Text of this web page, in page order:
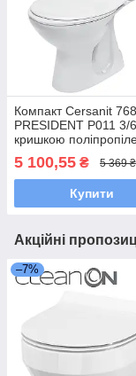
Компакт Cersanit 768
PRESIDENT Р011 3/
кришкою
металевим
5 100,55 ₴ 5 369 ₴
Купити
Акційні
–7%